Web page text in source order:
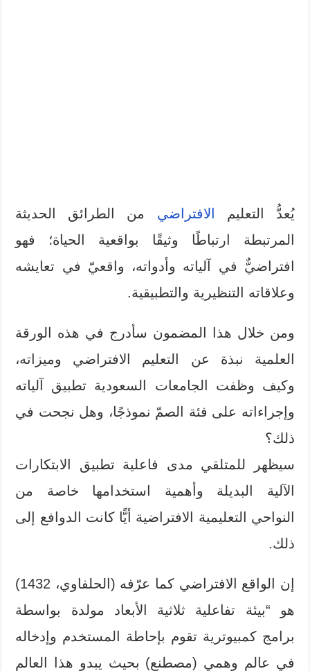
يُعدُّ التعليم الافتراضي من الطرائق الحديثة
المرتبطة ارتباطًا وثيقًا بواقعية الحياة؛ فهو
افتراضيٌّ في آلياته وأدواته، واقعيّ في تعايشه
وعلاقاته التنظيرية والتطبيقية.
ومن خلال هذا المضمون سأدرج في هذه الورقة
العلمية نبذة عن التعليم الافتراضي وميزاته،
وكيف وظفت الجامعات السعودية تطبيق آلياته
وإجراءاته على فئة الصمّ نموذجًا، وهل نجحت في
ذلك؟
سيظهر للمتلقي مدى فاعلية تطبيق الابتكارات
الآلية البديلة وأهمية استخدامها خاصة من
النواحي التعليمية الافتراضية أيًّا كانت الدوافع إلى
ذلك.
إن الواقع الافتراضي كما عرّفه (الحلفاوي، 1432)
هو “بيئة تفاعلية ثلاثية الأبعاد مولدة بواسطة
برامج كمبيوترية تقوم بإحاطة المستخدم وإدخاله
في عالم وهمي (مصطنع) بحيث يبدو هذا العالم